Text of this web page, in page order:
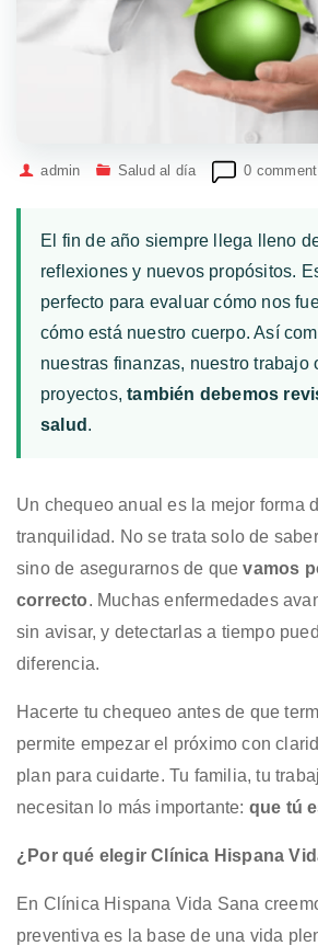
admin Salud al día 0 comment
El fin de año siempre llega lleno
reflexiones y nuevos propósitos.
perfecto para evaluar cómo nos
cómo está nuestro cuerpo. Así
nuestras finanzas, nuestro trabajo
proyectos,también debemos
salud .
Un chequeo anual es la mejor forma
tranquilidad. No se trata solo de
sino de asegurarnos de quevamos
correcto. Muchas enfermedades
sin avisar, y detectarlas a tiempo
diferencia.
Hacerte tu chequeo antes de que
permite empezar el próximo con
plan para cuidarte. Tu familia, tu
necesitan lo más importante: que tú
¿Por qué elegir Clínica Hispana
En Clínica Hispana Vida Sana
preventiva es la base de una vida